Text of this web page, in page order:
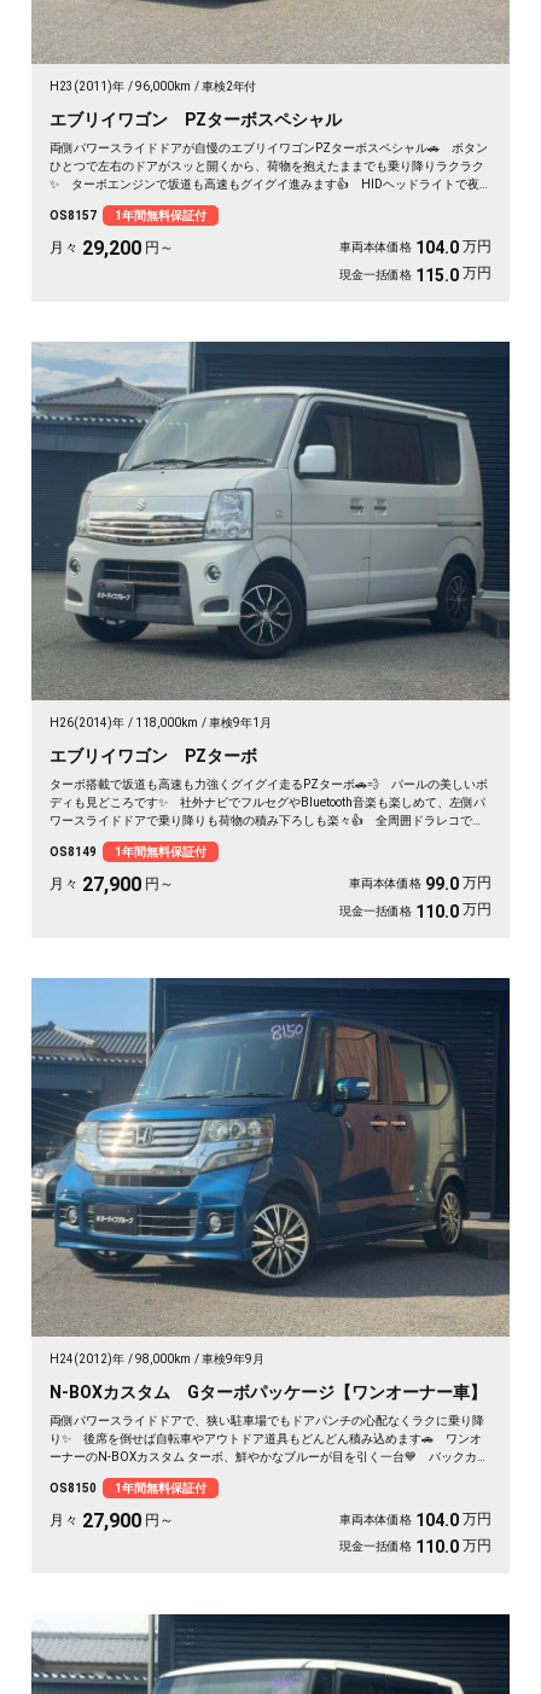
H23(2011)年 96,000km 車検2年付
エブリイワゴン PZターボスペシャル
両側パワースライドドアが自慢のエブリイワゴンPZターボスペシャル🚗 ボタン
ひとつで左右のドアがスッと開くから、荷物を抱えたままでも乗り降りラクラク
✨ ターボエンジンで坂道も高速もグイグイ進みます👍 HIDヘッドライトで夜
とアウトドアへ繰り出したくなる一台です🚗 前向きな一歩を応援する《1年保証
付》です📌
OS8157 1年間無料保証付
月々 29,200 円～ 車両本体価格 104.0 万円
現金一括価格 115.0 万円
H26(2014)年 118,000km 車検9年1月
エブリイワゴン PZターボ
ターボ搭載で坂道も高速も力強くグイグイ走るPZターボ🚗💨 パールの美しいボ
ディも見どころです✨ 社外ナビでフルセグやBluetooth音楽も楽しめて、左側パ
ワースライドドアで乗り降りも荷物の積み下ろしも楽々👍 全周囲ドラレコで万
27900〜で手が届く一台です🎵 買った後もずっと寄り添う《1年保証付》😊
OS8149 1年間無料保証付
月々 27,900 円～ 車両本体価格 99.0 万円
現金一括価格 110.0 万円
H24(2012)年 98,000km 車検9年9月
N-BOXカスタム Gターボパッケージ【ワンオーナー車】
両側パワースライドドアで、狭い駐車場でもドアパンチの心配なくラクに乗り降
り✨ 後席を倒せば自転車やアウトドア道具もどんどん積み込めます🚗 ワンオ
ーナーのN-BOXカスタム ターボ、鮮やかなブルーが目を引く一台💙 バックカメ
一台で毎日がぐっと身軽になりますよ。クルコン付きで高速移動もゆったり快
適。安心してお乗りいただける《1年保証付》です😊
OS8150 1年間無料保証付
月々 27,900 円～ 車両本体価格 104.0 万円
現金一括価格 110.0 万円